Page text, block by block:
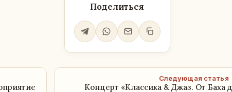
Поделиться
Следующая статья
Концерт «Классика & Джаз. От Баха